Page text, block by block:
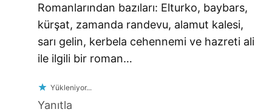
Romanlarından bazıları: Elturko, baybars,
kürşat, zamanda randevu, alamut kalesi,
sarı gelin, kerbela cehennemi ve hazreti ali
ile ilgili bir roman…
Yükleniyor...
Yanıtla